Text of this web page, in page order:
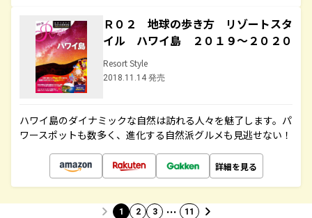
Ｒ０２ 地球の歩き方 リゾートスタ
イル ハワイ島 ２０１９～２０２０
Resort Style
2018.11.14 発売
ハワイ島のダイナミックな自然は訪れる人々を魅了します。パ
ワースポットも数多く、進化する自然派グルメも見逃せない！
詳細を見る
1 2 3 … 11